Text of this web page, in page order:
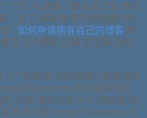
才行,在搜索引擎收录之后,然后
. 好了,如果你真的想搭建完全
章 如何申请拥有自己的博客,那
自己的博客,但是 前提是,你因
广告联盟,也就是我们放置谁的
的adsense,和百度联盟和
,比如,亚洲交友中心,窄告网,等
推荐的是Google的adsense,也